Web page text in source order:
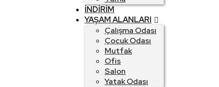
İNDIRIM
YAŞAM ALANLARI
Çalışma Odası
Çocuk Odası
Mutfak
Ofis
Salon
Yatak Odası